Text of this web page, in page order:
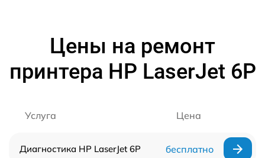
Цены на ремонт
принтера HP LaserJet 6P
Услуга Цена
Диагностика HP LaserJet 6P бесплатно